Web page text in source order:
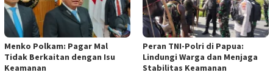
Menko Polkam: Pagar Mal
Tidak Berkaitan dengan Isu
Keamanan
Peran TNI-Polri di Papua:
Lindungi Warga dan Menjaga
Stabilitas Keamanan